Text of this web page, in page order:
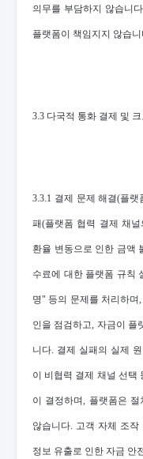
의무를 부담하지 않습니
플랫폼이 책임지지 않습니
3.3 다국적 통화 결제 및
3.3.1 결제 문제 해결(플
패(플랫폼 협력 결제 채
환율 변동으로 인한 금액
수료에 대한 플랫폼 규칙
명" 등의 문제를 처리하며
인을 점검하고, 자금이 플
니다. 결제 실패의 실제
이 비협력 결제 채널 선택
이 결정하며, 플랫폼은
않습니다. 고객 자체 조
정보 유출로 인한 자금 안